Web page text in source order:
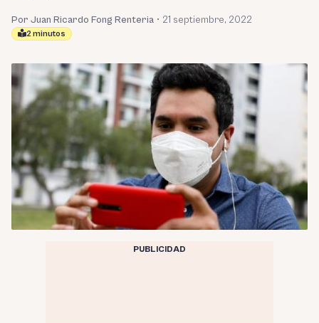
Por Juan Ricardo Fong Renteria • 21 septiembre, 2022
2 minutos
PUBLICIDAD